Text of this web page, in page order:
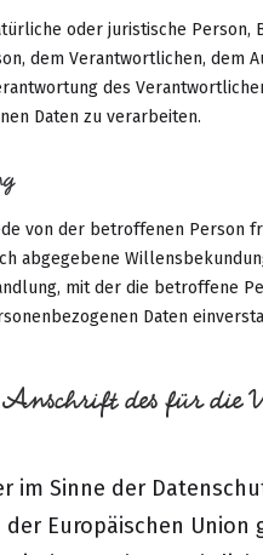
oder juristische
dem Verantwortlichen, dem
des
Daten zu verarbeiten.
von der betroffenen Person
abgegebene
mit der die betroffene
Daten
des für die
im Sinne der
Europäischen